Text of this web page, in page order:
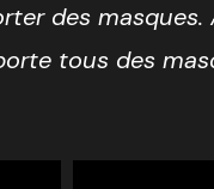
des masques.
tous des